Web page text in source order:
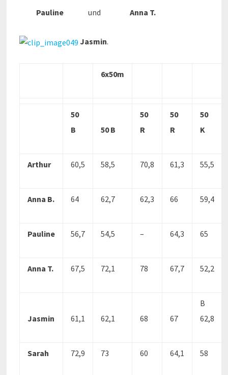
Pauline und Anna T.
Jasmin.
6x50m
50
B
50 B
50
R
50
R
50
K
Arthur 60,5 58,5 70,8 61,3 55,5
Anna B. 64 62,7 62,3 66 59,4
Pauline 56,7 54,5 – 64,3 65
Anna T. 67,5 72,1 78 67,7 52,2
Jasmin 61,1 62,1 68 67
B
62,8
Sarah 72,9 73 60 64,1 58